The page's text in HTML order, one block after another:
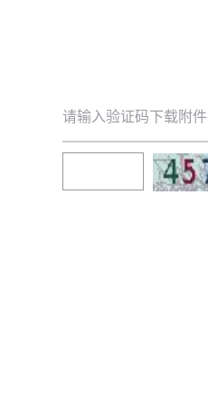
请输入验证码下载附件